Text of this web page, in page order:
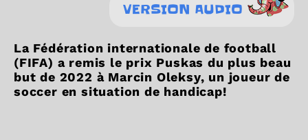
VERSION AUDIO
La Fédération internationale de football
(FIFA) a remis le prix Puskas du plus beau
but de 2022 à Marcin Oleksy, un joueur de
soccer en situation de handicap!